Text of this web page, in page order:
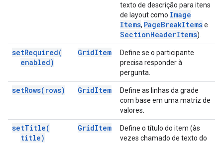
texto de descrição para itens
de layout como Image
Items, PageBreakItemse
SectionHeaderItems).
setRequired(
enabled)
GridItem
Define se o participante
precisa responder à
pergunta.
setRows( rows) GridItem
Define as linhas da grade
com base em uma matriz de
valores.
setTitle(
title)
GridItem
Define o título do item (às
vezes chamado de texto do